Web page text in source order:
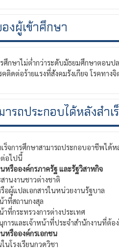
งผู้เข้าศึกษา
ษาไม่ต่ำกว่าระดับมัธยมศึกษาตอนปล
ต่อร้ายแรงที่สังคมรังเกียจ โรคทางจิ
รถประกอบได้หลังสำเ
รศึกษาสามารถประกอบอาชีพได้หลา
อไปนี้
หรือองค์กรภาครัฐ และรัฐวิสาหกิจ
นชาวต่างชาติ
เอกสารในหน่วยงานรัฐบาล
ถานกงสุล
ทรวงการต่างประเทศ
เจ้าหน้าที่ประจำสำนักงานที่ต้องใ
หรือองค์กรเอกชน
เรียนกวดวิชา